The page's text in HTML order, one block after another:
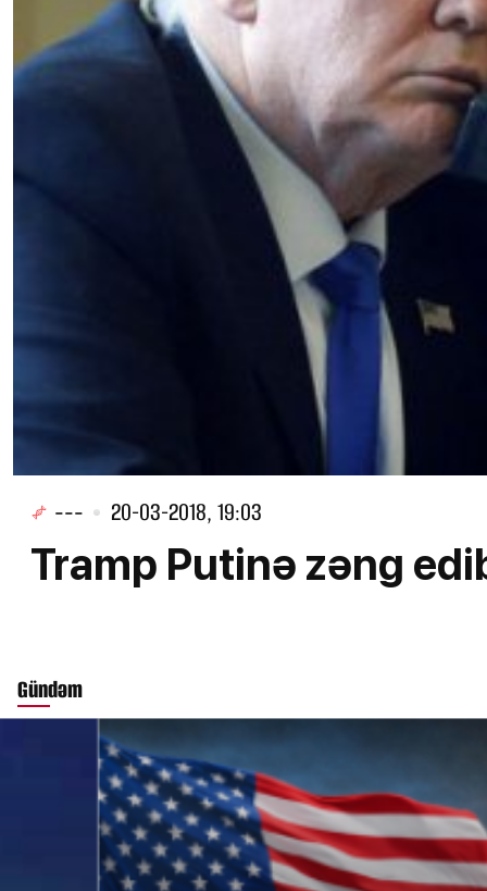
--- 20-03-2018, 19:03
Tramp Putinə zəng
Gündəm